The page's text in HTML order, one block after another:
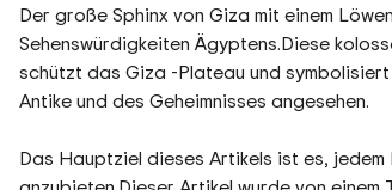
Der große Sphinx von Giza mit einem
Sehenswürdigkeiten Ägyptens.Diese
schützt das Giza -Plateau und
Antike und des Geheimnisses angesehen.
Das Hauptziel dieses Artikels ist es,